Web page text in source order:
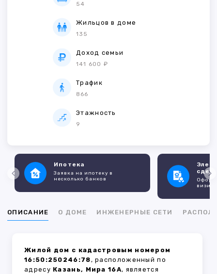
54
Жильцов в доме
135
Доход семьи
141 600 ₽
Трафик
866
Этажность
9
Ипотека
Заявка на ипотеку в
несколько банков
ОПИСАНИЕ О ДОМЕ ИНЖЕНЕРНЫЕ СЕТИ
Жилой дом с кадастровым номером
16:50:250246:78, расположенный по
адресу Казань, Мира 16А, является